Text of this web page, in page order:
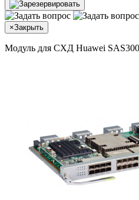
×Закрыть
Модуль для СХД Huawei